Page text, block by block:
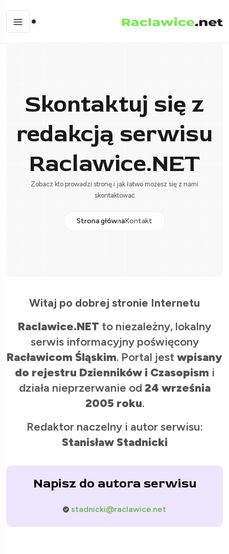
Skontaktuj się z
redakcją serwisu
Raclawice.NET
Zobacz kto prowadzi stronę i jak łatwo możesz się z nami
skontaktować
Strona głównaKontakt
Witaj po dobrej stronie Internetu
Raclawice.NET to niezależny, lokalny
serwis informacyjny poświęcony
Racławicom Śląskim. Portal jest wpisany
do rejestru Dzienników i Czasopism i
działa nieprzerwanie od 24 września
2005 roku.
Redaktor naczelny i autor serwisu:
Stanisław Stadnicki
Napisz do autora serwisu
stadnicki@raclawice.net